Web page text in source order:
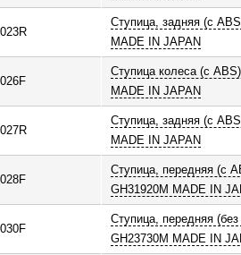
Ступица, задняя (с
MADE IN JAPAN
Ступица колеса (с
MADE IN JAPAN
Ступица, задняя (с
MADE IN JAPAN
Ступица, передняя (с
GH31920M MADE IN
Ступица, передняя
GH23730M MADE IN